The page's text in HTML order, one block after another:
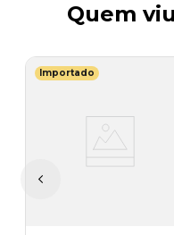
Quem
Importado